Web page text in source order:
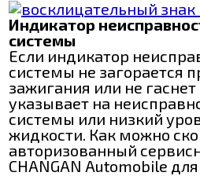
Индикатор
системы
Если индикатор
системы не загорается
зажигания или не
указывает на
системы или низкий
жидкости. Как можно
авторизованный
CHANGAN Automobile